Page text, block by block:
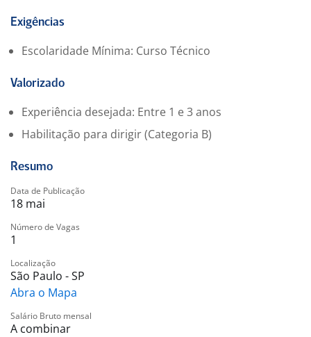
• Experiência mínima de 1 ano com suporte;
operacionais;
• Experiência com videoconferência, impressoras e
Chromebook;
• CNH válida e disponibilidade de garagem para o
• Ensino superior em andamento ou completo em TI;
• Disponibilidade para atuação presencial nas
localidades do cliente.
? Diferenciais:
• Conhecimento em IA;
• Espanhol.
?? O que oferecemos:
• Assistência médica e odontológica;
• Veiculo / Combustível;
Exigências
Escolaridade Mínima: Curso Técnico
Valorizado
Experiência desejada: Entre 1 e 3 anos
Habilitação para dirigir (Categoria B)
Resumo
Data de Publicação
18 mai
Número de Vagas
1
Localização
São Paulo - SP
Abra o Mapa
Salário Bruto mensal
A combinar